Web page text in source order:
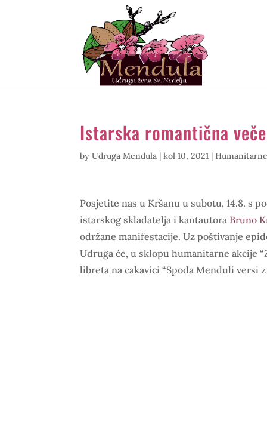
Istarska romantična
byUdruga Mendula |kol 10, 2021 |
Posjetite nas u Kršanu u subotu, 14.8. s
istarskog skladatelja i kantautora Bruno
održane manifestacije. Uz poštivanje
Udruga će, u sklopu humanitarne akcije
libreta na cakavici “Spoda Menduli versi